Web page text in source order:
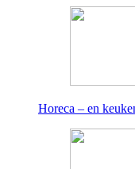
Horeca – en